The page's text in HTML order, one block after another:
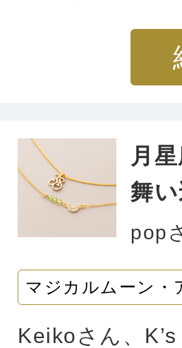
お財布以外の
ますが、お金
月
舞
pop
マジカルムーン・
Keikoさん、